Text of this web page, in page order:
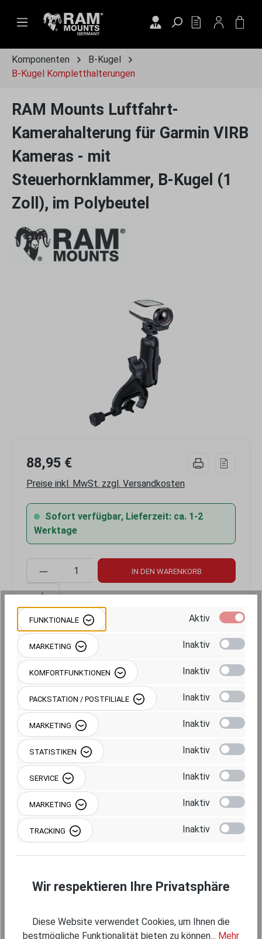
Zum Hauptinhalt springen
DU HAST 0
Komponenten
B-Kugel
B-Kugel Kompletthalterungen
RAM Mounts Luftfahrt-
Kamerahalterung für Garmin VIRB
Kameras - mit
Steuerhornklammer, B-Kugel (1
Zoll), im Polybeutel
88,95 €
Preise inkl. MwSt. zzgl. Versandkosten
Sofort verfügbar, Lieferzeit: ca. 1-2
Werktage
Produkt Anzahl: Gib den gewünschten
IN DEN WARENKORB
Produktnummer:
Beschreibung
Produktgalerie überspringen
Einzelkomponenten
FUNKTIONALE Aktiv
MARKETING Inaktiv
KOMFORTFUNKTIONEN Inaktiv
PACKSTATION / POSTFILIALE Inaktiv
MARKETING Inaktiv
STATISTIKEN Inaktiv
SERVICE Inaktiv
MARKETING Inaktiv
TRACKING Inaktiv
Wir respektieren Ihre Privatsphäre
Diese Website verwendet Cookies, um Ihnen die
bestmögliche Funktionalität bieten zu können... Mehr